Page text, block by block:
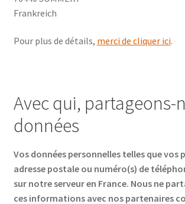
Frankreich
Pour plus de détails, merci de cliquer ici.
Avec qui, partageons-
données
Vos données personnelles telles que vos
adresse postale ou numéro(s) de
sur notre serveur en France. Nous ne
ces informations avec nos partenaires